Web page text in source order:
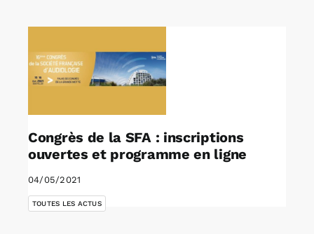
Congrès de la SFA : inscriptions
ouvertes et programme en ligne
04/05/2021
TOUTES LES ACTUS